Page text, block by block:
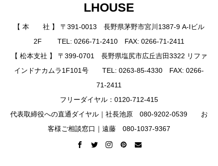
LHOUSE
【 本 社 】 〒391-0013 長野県茅野市宮川1387-9 A-Iビル
2F TEL: 0266-71-2410 FAX: 0266-71-2411
【 松本支社 】 〒399-0701 長野県塩尻市広丘吉田3322 リファ
インドナカムラ1F101号 TEL: 0263-85-4330 FAX: 0266-
71-2411
フリーダイヤル：0120-712-415
代表取締役への直通ダイヤル｜社長池原 080-9202-0539 お
客様ご相談窓口｜遠藤 080-1037-9367